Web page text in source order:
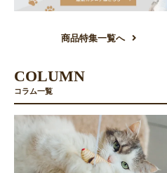
商品特集一覧へ
COLUMN
コラム一覧